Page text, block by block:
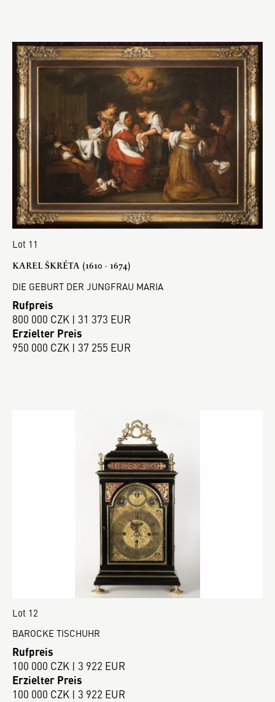
Lot 11
KAREL ŠKRÉTA (1610 - 1674)
DIE GEBURT DER JUNGFRAU MARIA
Rufpreis
800 000 CZK | 31 373 EUR
Erzielter Preis
950 000 CZK | 37 255 EUR
Lot 12
BAROCKE TISCHUHR
Rufpreis
100 000 CZK | 3 922 EUR
Erzielter Preis
100 000 CZK | 3 922 EUR